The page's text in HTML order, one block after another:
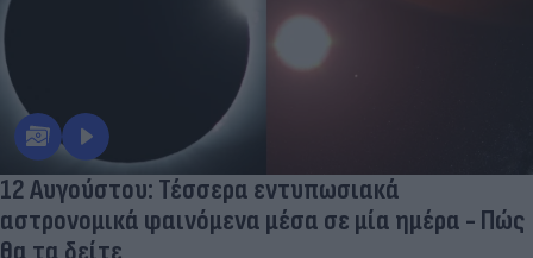
12 Αυγούστου: Τέσσερα εντυπωσιακά
αστρονομικά φαινόμενα μέσα σε μία ημέρα - Πώς